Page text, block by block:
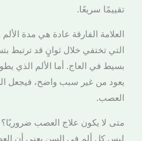
تقييمًا سريعًا.
العلامة الفارقة عادة هي مدة
التي تختفي خلال ثوانٍ قد
بسيط في العاج. أما الألم الذي
يعود من غير سبب واضح، فيجعل
العصب.
متى لا يكون علاج العصب ضروريًا؟
ليس كل ألم في السن يعني أن